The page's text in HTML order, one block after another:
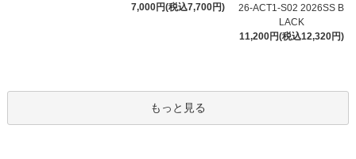
7,000円(税込7,700円)
26-ACT1-S02 2026SS B
LACK
11,200円(税込12,320円)
もっと見る